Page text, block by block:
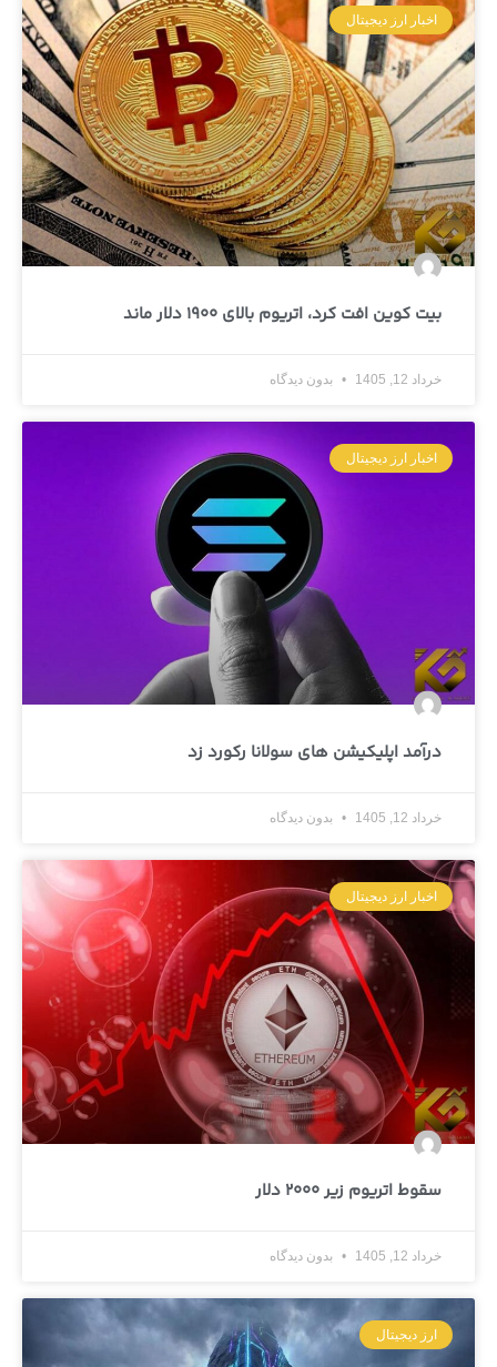
اخبار ارز دیجیتال
بیت کوین افت کرد، اتریوم بالای 1900 دلار ماند
خرداد 12, 1405 بدون دیدگاه
اخبار ارز دیجیتال
درآمد اپلیکیشن های سولانا رکورد زد
خرداد 12, 1405 بدون دیدگاه
اخبار ارز دیجیتال
سقوط اتریوم زیر 2000 دلار
خرداد 12, 1405 بدون دیدگاه
ارز دیجیتال